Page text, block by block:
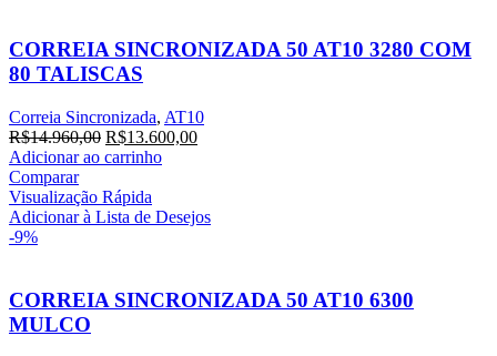
CORREIA SINCRONIZADA 50 AT10 3280 COM
80 TALISCAS
Correia Sincronizada, AT10
R$14.960,00 O
preço
era:
R$14.960,00.
R$13.600,00O
R$13.600,00.
Adicionar ao carrinho
Comparar
Visualização Rápida
Adicionar à Lista de Desejos
-9%
CORREIA SINCRONIZADA 50 AT10 6300
MULCO